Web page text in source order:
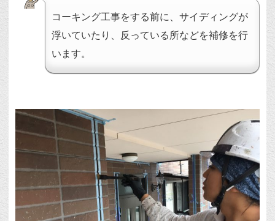
コーキング工事をする前に、サイディングが
浮いていたり、反っている所などを補修を行
います。